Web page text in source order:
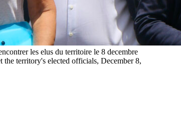
les elus du territoire le 8 decembre
territory's elected officials, December 8,